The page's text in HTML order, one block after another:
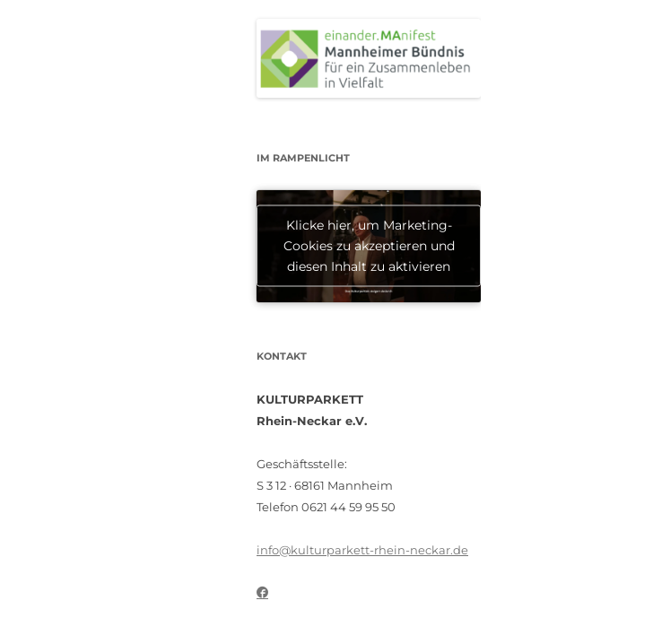
IM RAMPENLICHT
Klicke hier, um Marketing-
Cookies zu akzeptieren und
diesen Inhalt zu aktivieren
KONTAKT
KULTURPARKETT
Rhein-Neckar e.V.
Geschäftsstelle:
S 3 12 · 68161 Mannheim
Telefon 0621 44 59 95 50
info@kulturparkett-rhein-neckar.de